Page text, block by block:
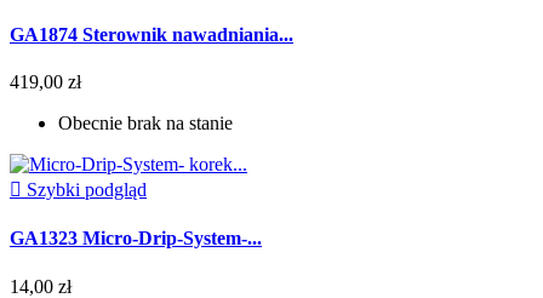
GA1874 Sterownik nawadniania...
419,00 zł
Obecnie brak na stanie
 Szybki podgląd
GA1323 Micro-Drip-System-...
14,00 zł